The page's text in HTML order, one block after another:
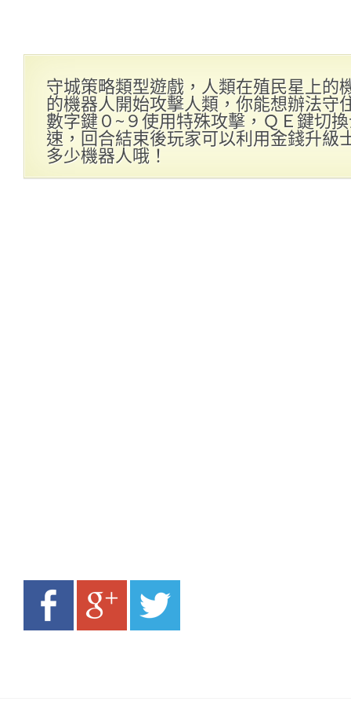
守城策略類型遊戲，人類在殖民星上的
的機器人開始攻擊人類，你能想辦法守
數字鍵０~９使用特殊攻擊，ＱＥ鍵切
速，回合結束後玩家可以利用金錢升級
多少機器人哦！